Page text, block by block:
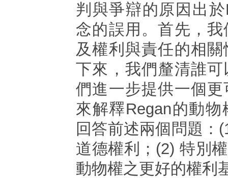
判與爭辯的原因出
念的誤用。首先，
及權利與責任的相
下來，我們釐清誰
們進一步提供一個
來解釋Regan的動
回答前述兩個問題：
道德權利；(2) 特別
動物權之更好的權利